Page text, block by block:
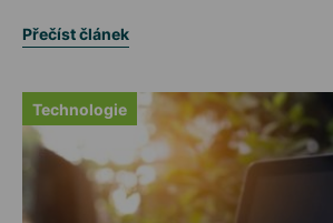
Přečíst článek
Technologie